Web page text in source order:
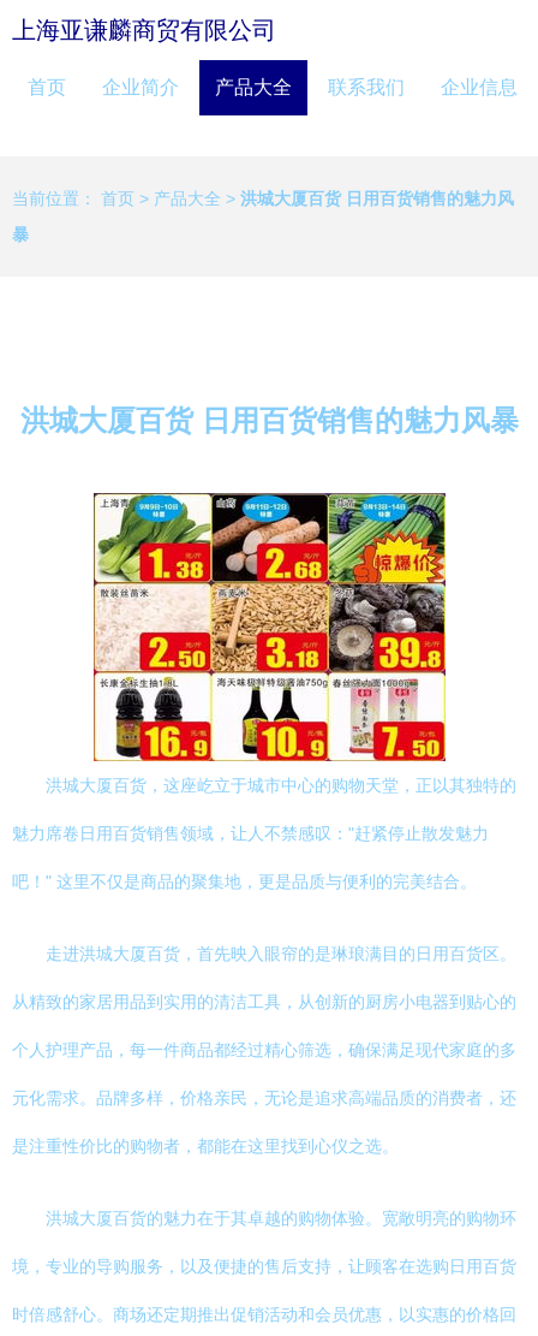
上海亚谦麟商贸有限公司
首页 企业简介 产品大全 联系我们 企业信息
当前位置： 首页 > 产品大全 > 洪城大厦百货 日用百货销售的魅力风
暴
洪城大厦百货 日用百货销售的魅力风暴
洪城大厦百货，这座屹立于城市中心的购物天堂，正以其独特的
魅力席卷日用百货销售领域，让人不禁感叹："赶紧停止散发魅力
吧！" 这里不仅是商品的聚集地，更是品质与便利的完美结合。
走进洪城大厦百货，首先映入眼帘的是琳琅满目的日用百货区。
从精致的家居用品到实用的清洁工具，从创新的厨房小电器到贴心的
个人护理产品，每一件商品都经过精心筛选，确保满足现代家庭的多
元化需求。品牌多样，价格亲民，无论是追求高端品质的消费者，还
是注重性价比的购物者，都能在这里找到心仪之选。
洪城大厦百货的魅力在于其卓越的购物体验。宽敞明亮的购物环
境，专业的导购服务，以及便捷的售后支持，让顾客在选购日用百货
时倍感舒心。商场还定期推出促销活动和会员优惠，以实惠的价格回